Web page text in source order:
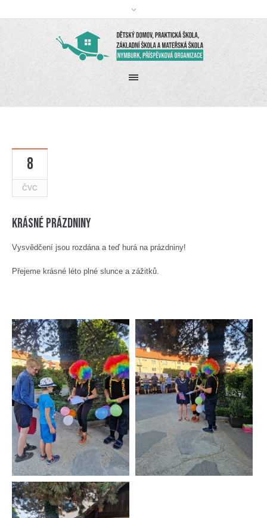
8
ČVC
Krásné prázdniny
Vysvědčení jsou rozdána a teď hurá na prázdniny!
Přejeme krásné léto plné slunce a zážitků.